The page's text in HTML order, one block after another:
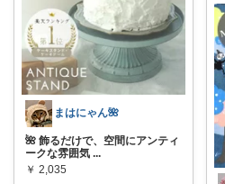
まはにゃん🌺
🌺 飾るだけで、空間にアンティ
ークな雰囲気 ...
￥ 2,035